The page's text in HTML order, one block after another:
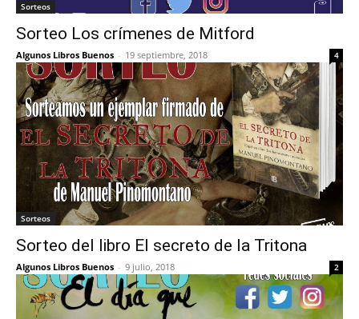
Sorteos
Sorteo Los crímenes de Mitford
Algunos Libros Buenos - 19 septiembre, 2018 4
Sorteos
Sorteo del libro El secreto de la Tritona
Algunos Libros Buenos - 9 julio, 2018 2